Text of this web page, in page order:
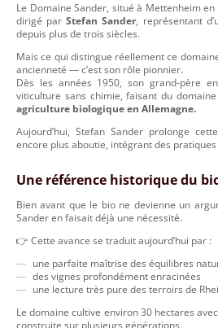
Le Domaine Sander, situé à Mettenheim en
dirigé parStefan Sander, représentant
depuis plus de trois siècles.
Mais ce qui distingue réellement ce
ancienneté — c’est son rôle pionnier.
Dès les années 1950, son grand-père
viticulture sans chimie, faisant du domaine
agriculture biologique en Allemagne.
Aujourd’hui, Stefan Sander prolonge
encore plus aboutie, intégrant des
Une référence historique du
Bien avant que le bio ne devienne un
Sander en faisait déjà une nécessité.
👉 Cette avance se traduit aujourd’hui par :
une parfaite maîtrise des équilibres
des vignes profondément enracinées
une lecture très pure des terroirs de
Le domaine cultive environ 30 hectares
construite sur plusieurs générations.